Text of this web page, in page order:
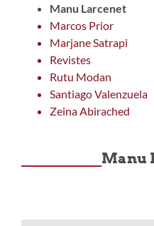
Manu Larcenet
Marcos Prior
Marjane Satrapi
Revistes
Rutu Modan
Santiago Valenzuela
Zeina Abirached
Manu